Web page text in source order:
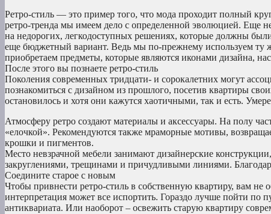
Ретро-стиль — это пример того, что мода проходит полный
ретро-тренда мы имеем дело с определенной эволюцией. Еще
на недорогих, легкодоступных решениях, которые должны
еще бюджетный вариант. Ведь мы по-прежнему используем ту
приобретаем предметы, которые являются иконами дизайна,
После этого вы познаете ретро-стиль
Поколения современных тридцати- и сорокалетних могут
познакомиться с дизайном из прошлого, посетив квартиры
остановилось и хотя они кажутся хаотичными, так и есть.
Атмосферу ретро создают материалы и аксессуары. На полу
«елочкой». Рекомендуются также мраморные мотивы,
крошки и пигментов.
Место невзрачной мебели занимают дизайнерские
закруглениями, трещинами и причудливыми линиями.
Соедините старое с новым
Чтобы привнести ретро-стиль в собственную квартиру, вам не
интерпретация может все испортить. Гораздо лучше пойти по
антиквариата. Или наоборот – освежить старую квартиру